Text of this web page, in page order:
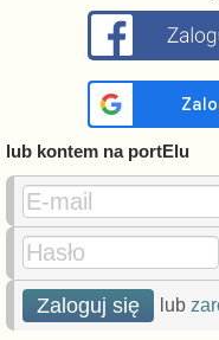
lub kontem na portElu
E-mail
Hasło
Zaloguj się lub